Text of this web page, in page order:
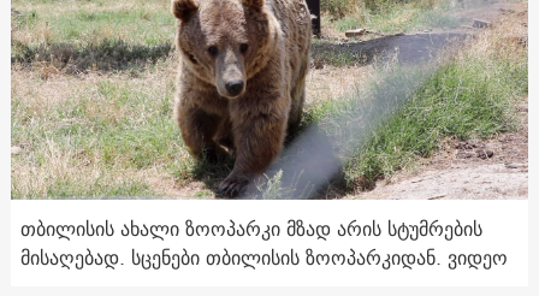
თბილისის ახალი ზოოპარკი მზად არის სტუმრების
მისაღებად. სცენები თბილისის ზოოპარკიდან. ვიდეო